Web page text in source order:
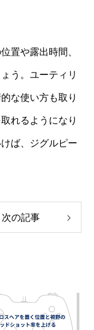
置や露出時間、
う。ユーティリ
な使い方も取り
れるようになり
ば、ジグルピー
次の記事